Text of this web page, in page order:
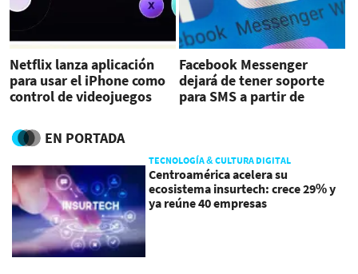
Netflix lanza aplicación
para usar el iPhone como
control de videojuegos
Facebook Messenger
dejará de tener soporte
para SMS a partir de
EN PORTADA
TECNOLOGÍA & CULTURA DIGITAL
Centroamérica acelera su
ecosistema insurtech: crece 29% y
ya reúne 40 empresas